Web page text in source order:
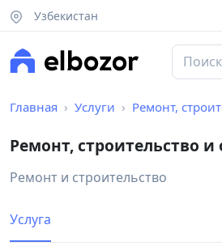
Узбекистан
Главная Услуги Ремонт,
Ремонт, строительство
Ремонт и строительство
Услуга